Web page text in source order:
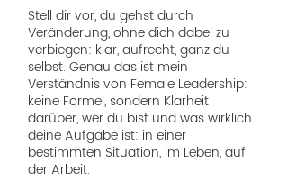
Stell dir vor, du gehst durch
Veränderung, ohne dich dabei zu
verbiegen: klar, aufrecht, ganz du
selbst. Genau das ist mein
Verständnis von Female Leadership:
keine Formel, sondern Klarheit
darüber, wer du bist und was wirklich
deine Aufgabe ist: in einer
bestimmten Situation, im Leben, auf
der Arbeit.